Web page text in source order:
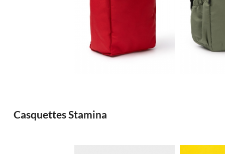
1.76€
Casquettes Stamina